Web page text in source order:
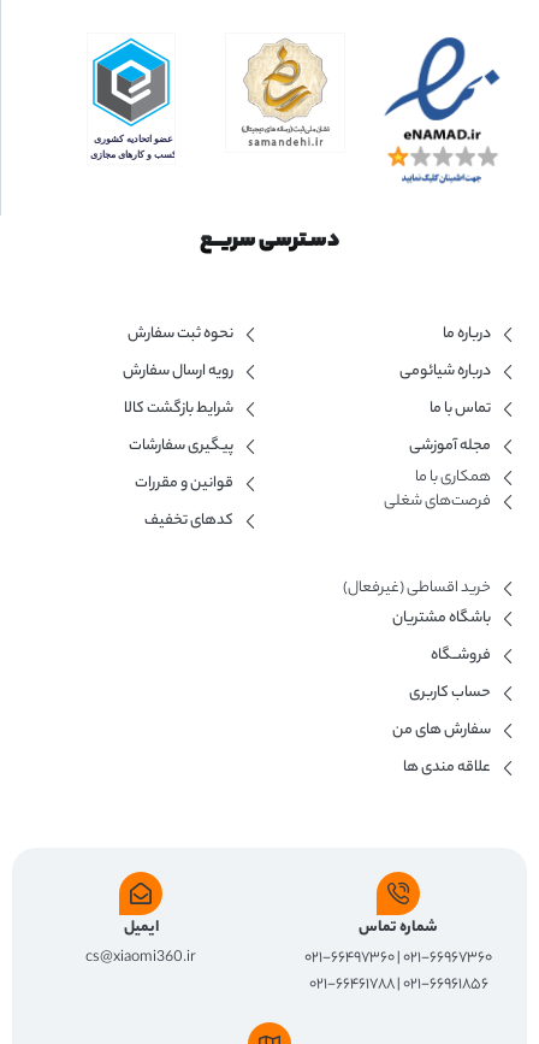
دسـترسی سریــع
درباره ما
درباره شیائومی
تماس با ما
مجله آموزشی
همکاری با ما​
فرصت‌های شغلی
نحوه ثبت سفارش
رویه ارسال سفارش
شرایط بازگشت کالا
پیگیری سفارشات
قوانین و مقررات
کدهای تخفیف
خرید اقساطی (غیرفعال)
باشگاه مشتریان
فروشــگاه
حساب کاربری
سفارش های من
علاقه مندی ها
شماره تماس
۰۲۱-۶۶۹۶۷۳۶۰ | ۰۲۱-۶۶۴۹۷۳۶۰
۰۲۱-۶۶۹۶۱۸۵۶ | ۰۲۱-۶۶۴۶۱۷۸۸
ایمیل
cs@xiaomi360.ir